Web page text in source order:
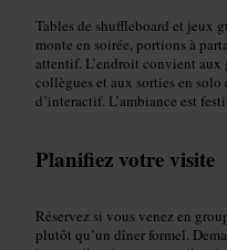
Tables de shuffleboard et jeux
monte en soirée, portions à
attentif. L’endroit convient aux
collègues et aux sorties en
d’interactif. L’ambiance est
Planifiez votre visite
Réservez si vous venez en
plutôt qu’un dîner formel.